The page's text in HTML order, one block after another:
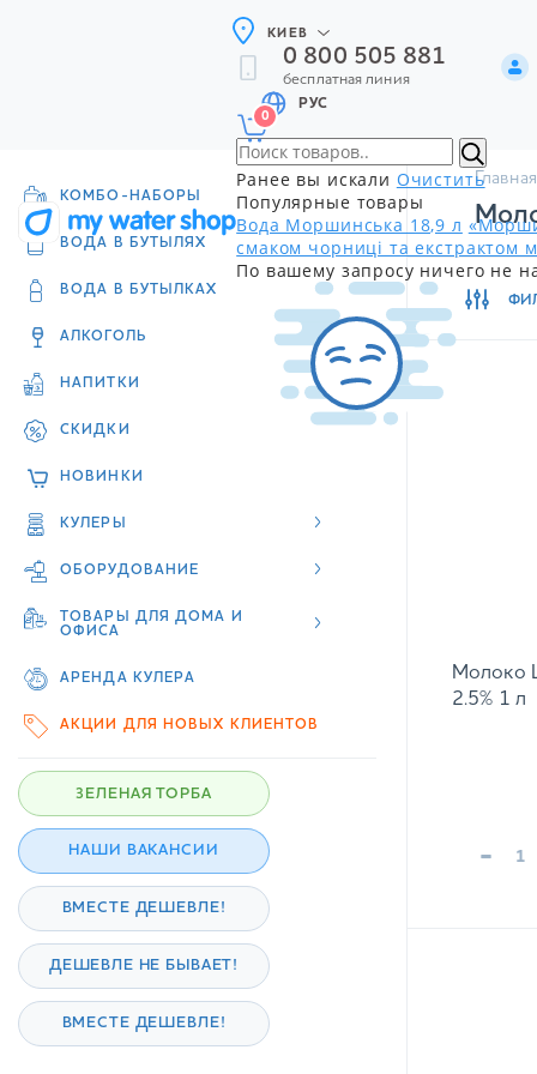
КИЕВ
0 800 505 881
бесплатная линия
РУС
0
Ранее вы искали Очистить
Популярные товары
Вода Моршинська 18,9 л
смаком чорниці та екстрактом
По вашему запросу ничего не
КОМБО-НАБОРЫ
ВОДА В БУТЫЛЯХ
ВОДА В БУТЫЛКАХ
АЛКОГОЛЬ
НАПИТКИ
СКИДКИ
НОВИНКИ
КУЛЕРЫ
ОБОРУДОВАНИЕ
ТОВАРЫ ДЛЯ ДОМА И
ОФИСА
АРЕНДА КУЛЕРА
АКЦИИ ДЛЯ НОВЫХ КЛИЕНТОВ
ЗЕЛЕНАЯ ТОРБА
НАШИ ВАКАНСИИ
ВМЕСТЕ ДЕШЕВЛЕ!
ДЕШЕВЛЕ НЕ БЫВАЕТ!
ВМЕСТЕ ДЕШЕВЛЕ!
Главная
Молоко
2.5% 1 л
-